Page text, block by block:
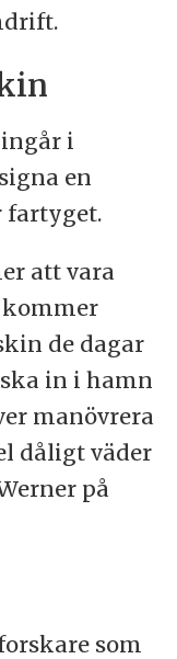
i
en
fartyget.
att vara
kommer
de dagar
in i hamn
manövrera
dåligt väder
på
som